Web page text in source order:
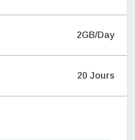
2GB/Day
20 Jours